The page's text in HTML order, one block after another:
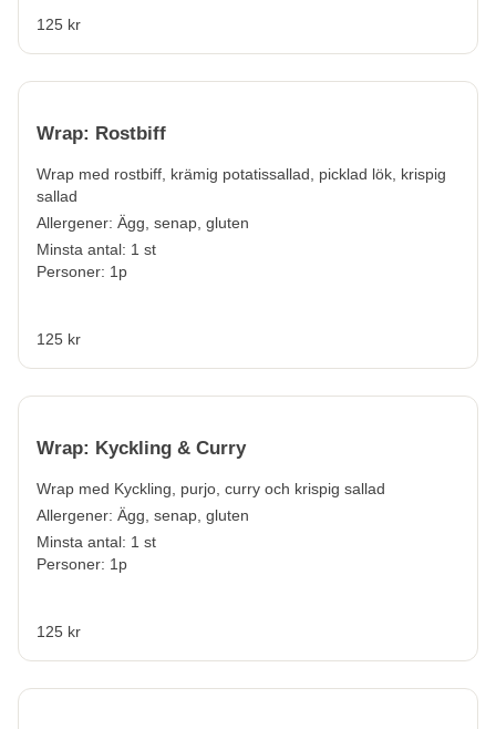
125 kr
Wrap: Rostbiff
Wrap med rostbiff, krämig potatissallad, picklad lök, krispig
sallad
Allergener: Ägg, senap, gluten
Minsta antal: 1 st
Personer: 1p
125 kr
Wrap: Kyckling & Curry
Wrap med Kyckling, purjo, curry och krispig sallad
Allergener: Ägg, senap, gluten
Minsta antal: 1 st
Personer: 1p
125 kr